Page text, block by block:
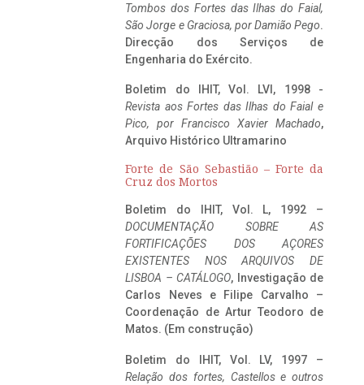
Tombos dos Fortes das Ilhas do Faial,
São Jorge e Graciosa, por Damião Pego.
Direcção dos Serviços de
Engenharia do Exército.
Boletim do IHIT, Vol. LVI, 1998 -
Revista aos Fortes das Ilhas do Faial e
Pico, por Francisco Xavier Machado,
Arquivo Histórico Ultramarino
Forte de São Sebastião – Forte da
Cruz dos Mortos
Boletim do IHIT, Vol. L, 1992 –
DOCUMENTAÇÃO SOBRE AS
FORTIFICAÇÕES DOS AÇORES
EXISTENTES NOS ARQUIVOS DE
LISBOA – CATÁLOGO, Investigação de
Carlos Neves e Filipe Carvalho –
Coordenação de Artur Teodoro de
Matos. (Em construção)
Boletim do IHIT, Vol. LV, 1997 –
Relação dos fortes, Castellos e outros